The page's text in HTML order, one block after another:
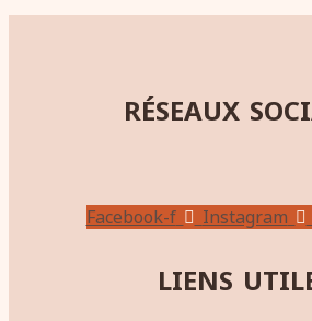
RÉSEAUX
Facebook-f Instagram
LIENS